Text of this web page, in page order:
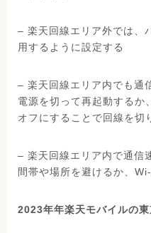
– 楽天回線エリア外では、
用するように設定する
– 楽天回線エリア内でも通
電源を切って再起動するか
オフにすることで回線を切
– 楽天回線エリア内で通信
間帯や場所を避けるか、
2023年年楽天モバイルの東